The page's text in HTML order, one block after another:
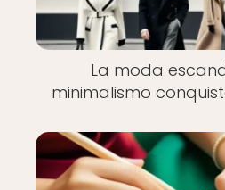
La moda
minimalismo